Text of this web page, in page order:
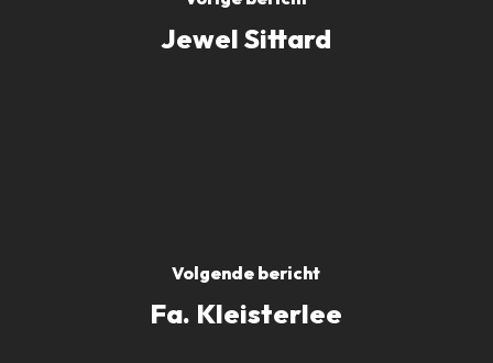
Jewel Sittard
Volgende bericht
Fa. Kleisterlee